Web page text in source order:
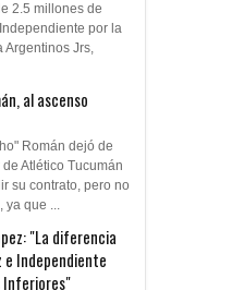
2.5 millones de
por la
Argentinos Jrs,
al ascenso
Román dejó de
Atlético Tucumán
su contrato, pero no
ya que ...
"La diferencia
e Independiente
Inferiores"